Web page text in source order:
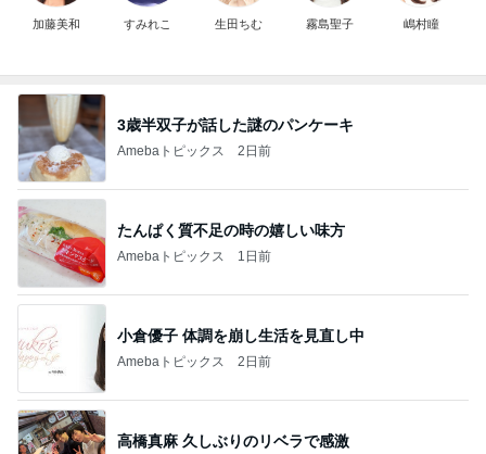
加藤美和 すみれこ 生田ちむ 霧島聖子 嶋村瞳
3歳半双子が話した謎のパンケーキ
Amebaトピックス 2日前
たんぱく質不足の時の嬉しい味方
Amebaトピックス 1日前
小倉優子 体調を崩し生活を見直し中
Amebaトピックス 2日前
高橋真麻 久しぶりのリベラで感激